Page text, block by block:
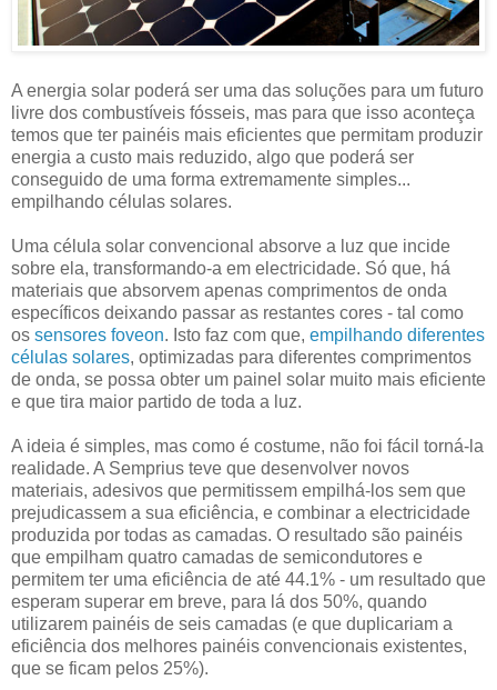
A energia solar poderá ser uma das soluções para um futuro
livre dos combustíveis fósseis, mas para que isso aconteça
temos que ter painéis mais eficientes que permitam produzir
energia a custo mais reduzido, algo que poderá ser
conseguido de uma forma extremamente simples...
empilhando células solares.
Uma célula solar convencional absorve a luz que incide
sobre ela, transformando-a em electricidade. Só que, há
materiais que absorvem apenas comprimentos de onda
específicos deixando passar as restantes cores - tal como
os sensores foveon. Isto faz com que, empilhando diferentes
células solares, optimizadas para diferentes comprimentos
de onda, se possa obter um painel solar muito mais eficiente
e que tira maior partido de toda a luz.
A ideia é simples, mas como é costume, não foi fácil torná-la
realidade. A Semprius teve que desenvolver novos
materiais, adesivos que permitissem empilhá-los sem que
prejudicassem a sua eficiência, e combinar a electricidade
produzida por todas as camadas. O resultado são painéis
que empilham quatro camadas de semicondutores e
permitem ter uma eficiência de até 44.1% - um resultado que
esperam superar em breve, para lá dos 50%, quando
utilizarem painéis de seis camadas (e que duplicariam a
eficiência dos melhores painéis convencionais existentes,
que se ficam pelos 25%).